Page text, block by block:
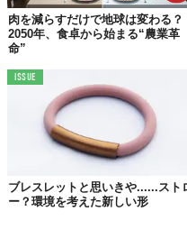
と天然樹脂を組み合わせて作
そのため、分解はとっても簡
飲んで
肉を減らすだけで地球は変わる？
2050年、食卓から始まる“農業革
命”
ISSUE
ブレスレットと思いきや......スト
ー？環境を考えた新しい形